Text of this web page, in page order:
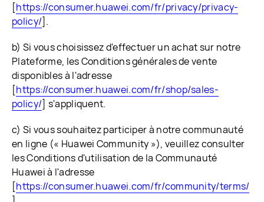
[https://consumer.huawei.com/fr/privacy/privacy-
policy/].
b) Si vous choisissez d'effectuer un achat sur notre
Plateforme, les Conditions générales de vente
disponibles à l'adresse
[https://consumer.huawei.com/fr/shop/sales-
policy/] s'appliquent.
c) Si vous souhaitez participer à notre communauté
en ligne (« Huawei Community »), veuillez consulter
les Conditions d'utilisation de la Communauté
Huawei à l'adresse
[https://consumer.huawei.com/fr/community/terms/